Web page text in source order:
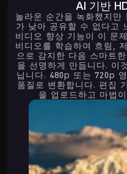
AI 기반
놀라운 순간을 녹화했지만
가 낮아 공유할 수 없다고
비디오 향상 기능이 이 문
비디오를 학습하여 흐림,
으로 감지한 다음 스마트
을 선명하게 만듭니다. 이
닙니다. 480p 또는 720p
품질로 변환합니다. 편집
을 업로드하고 마법